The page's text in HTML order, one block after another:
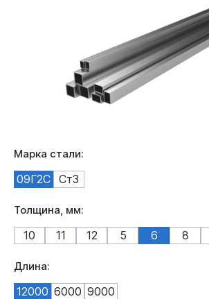
Марка стали:
09Г2С Ст3
Толщина, мм:
10 11 12 5 6 8
Длина:
12000 6000 9000